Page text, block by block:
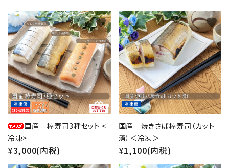
棒寿司 国産
いかしゅうまい
国産 棒寿司3種セット <
冷凍>
¥3,000(内税)
favorite
国産 焼きさば棒寿司（カット
済）＜冷凍＞
¥1,100(内税)
favorite